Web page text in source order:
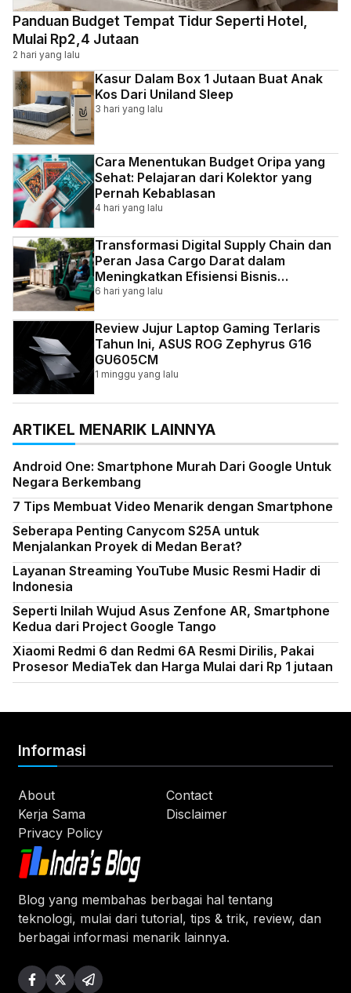
Panduan Budget Tempat Tidur Seperti Hotel,
Mulai Rp2,4 Jutaan
2 hari yang lalu
Kasur Dalam Box 1 Jutaan Buat Anak
Kos Dari Uniland Sleep
3 hari yang lalu
Cara Menentukan Budget Oripa yang
Sehat: Pelajaran dari Kolektor yang
Pernah Kebablasan
4 hari yang lalu
Transformasi Digital Supply Chain dan
Peran Jasa Cargo Darat dalam
Meningkatkan Efisiensi Bisnis
Indonesia
6 hari yang lalu
Review Jujur Laptop Gaming Terlaris
Tahun Ini, ASUS ROG Zephyrus G16
GU605CM
1 minggu yang lalu
ARTIKEL MENARIK LAINNYA
Android One: Smartphone Murah Dari Google Untuk
Negara Berkembang
7 Tips Membuat Video Menarik dengan Smartphone
Seberapa Penting Canycom S25A untuk
Menjalankan Proyek di Medan Berat?
Layanan Streaming YouTube Music Resmi Hadir di
Indonesia
Seperti Inilah Wujud Asus Zenfone AR, Smartphone
Kedua dari Project Google Tango
Xiaomi Redmi 6 dan Redmi 6A Resmi Dirilis, Pakai
Prosesor MediaTek dan Harga Mulai dari Rp 1 jutaan
Blog yang membahas berbagai hal tentang
teknologi, mulai dari tutorial, tips & trik, review, dan
berbagai informasi menarik lainnya.
Informasi
About
Contact
Kerja Sama
Disclaimer
Privacy Policy